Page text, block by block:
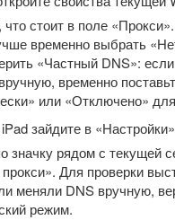
что стоит в поле
временно выбрать
«Частный DNS»:
временно
или «Отключено»
зайдите в
значку рядом с текущей
Для проверки
меняли DNS вручную,
режим.